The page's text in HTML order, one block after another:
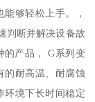
够轻松上手。，
判断并解决设备故
的产品， G系列变
的耐高温、耐腐蚀
环境下长时间稳定